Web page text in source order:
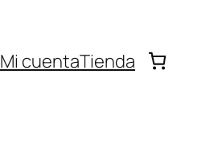
Mi cuentaTienda